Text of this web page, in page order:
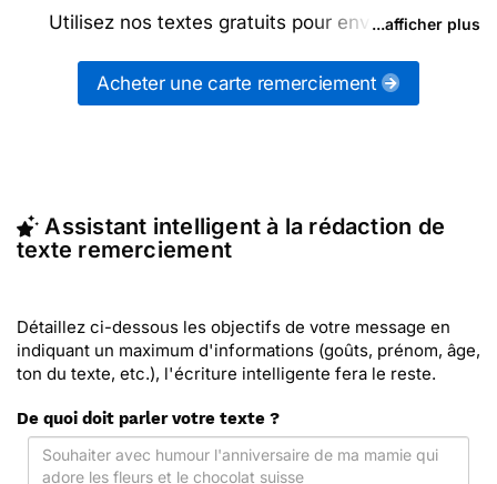
Utilisez nos textes gratuits pour envoyer des
la catégorie "Carte remerciement") ou partagez ces
modèles de textes sur vos réseaux sociaux.
propose 82 modèles imprimés de remerciement à
envoyer avec le texte de votre choix.
...afficher plus
Acheter une carte remerciement
Assistant intelligent à la rédaction de
texte remerciement
Détaillez ci-dessous les objectifs de votre message en
indiquant un maximum d'informations (goûts, prénom, âge,
ton du texte, etc.), l'écriture intelligente fera le reste.
De quoi doit parler votre texte ?